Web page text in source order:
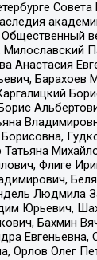
Анастасия
Флиге
Людмила
Юрьевич,
Бахмин
Орлов Олег